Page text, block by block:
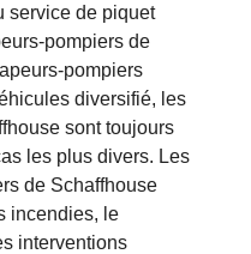
service de piquet
pompiers de
pompiers
diversifié, les
sont toujours
les plus divers. Les
de Schaffhouse
incendies, le
interventions